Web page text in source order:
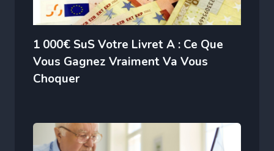
1 000€ SuS Votre Livret A : Ce Que
Vous Gagnez Vraiment Va Vous
Choquer